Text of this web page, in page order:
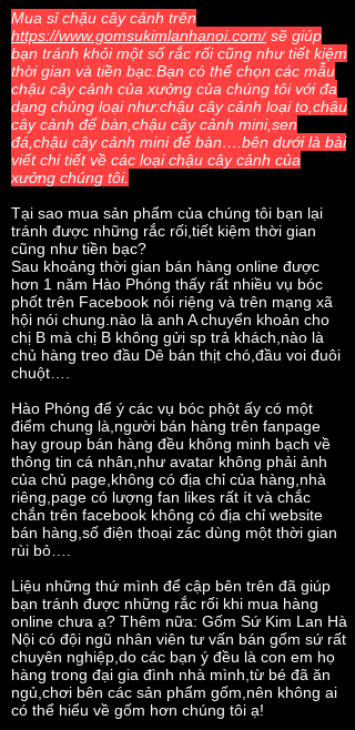
Mua sỉ chậu cây cảnh trên
https://www.gomsukimlanhanoi.com/ sẽ giúp
bạn tránh khỏi một số rắc rối cũng như tiết kiệm
thời gian và tiền bạc.Bạn có thể chọn các mẫu
chậu cây cảnh của xưởng của chúng tôi với đa
dạng chủng loại như:chậu cây cảnh loại to,chậu
cây cảnh để bàn,chậu cây cảnh mini,sen
đá,chậu cây cảnh mini để bàn….bên dưới là bài
viết chi tiết về các loại chậu cây cảnh của
xưởng chúng tôi.
Tại sao mua sản phẩm của chúng tôi bạn lại
tránh được những rắc rối,tiết kiệm thời gian
cũng như tiền bạc?
Sau khoảng thời gian bán hàng online được
hơn 1 năm Hào Phóng thấy rất nhiều vụ bóc
phốt trên Facebook nói riệng và trên mạng xã
hội nói chung.nào là anh A chuyển khoản cho
chị B mà chị B không gửi sp trả khách,nào là
chủ hàng treo đầu Dê bán thịt chó,đầu voi đuôi
chuột….
Hào Phóng để ý các vụ bóc phột ấy có một
điểm chung là,người bán hàng trên fanpage
hay group bán hàng đều không minh bạch về
thông tin cá nhân,như avatar không phải ảnh
của chủ page,không có địa chỉ của hàng,nhà
riêng,page có lượng fan likes rất ít và chắc
chắn trên facebook không có địa chỉ website
bán hàng,số điện thoại zác dùng một thời gian
rùi bỏ….
Liệu những thứ mình để cập bên trên đã giúp
bạn tránh được những rắc rối khi mua hàng
online chưa ạ? Thêm nữa: Gốm Sứ Kim Lan Hà
Nội có đội ngũ nhân viên tư vấn bán gốm sứ rất
chuyên nghiệp,do các bạn ý đều là con em họ
hàng trong đại gia đình nhà mình,từ bé đã ăn
ngủ,chơi bên các sản phẩm gốm,nên không ai
có thể hiểu về gốm hơn chúng tôi ạ!